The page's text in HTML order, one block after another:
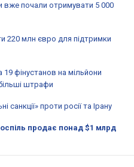
вже почали отримувати 5 000
220 млн євро для підтримки
фінустанов на мільйони
штрафи
проти росії та Ірану
продає понад $1 млрд